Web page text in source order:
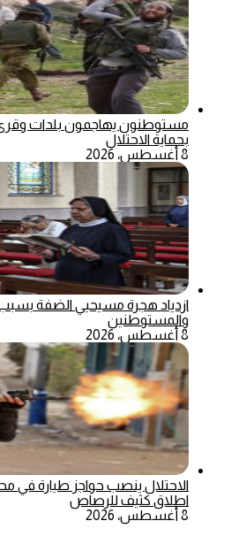
مستوطنون يهاجمون بلدات
بحماية الاحتلال
8 أغسطس، 2026
ازدياد هجرة مسيحيي الضفة بسبب
والمستوطنين
8 أغسطس، 2026
الاحتلال ينصب حواجز طيارة
اطلاق كثيف للرصاص
8 أغسطس، 2026